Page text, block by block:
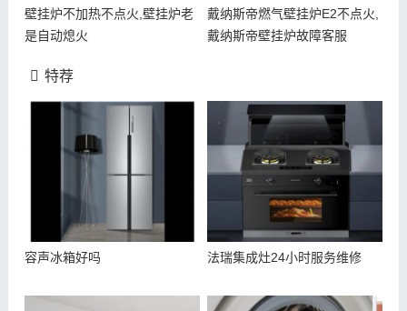
壁挂炉不加热不点火,壁挂炉老
是自动熄火
戴纳斯帝燃气壁挂炉E2不点火,
戴纳斯帝壁挂炉故障客服
特荐
容声冰箱好吗 法瑞集成灶24小时服务维修